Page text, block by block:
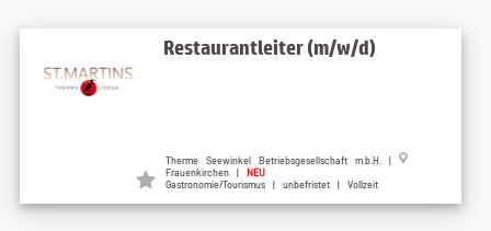
Restaurantleiter (m/w/d)
Therme Seewinkel Betriebsgesellschaft m.b.H. |
Frauenkirchen | NEU
Gastronomie/Tourismus | unbefristet | Vollzeit